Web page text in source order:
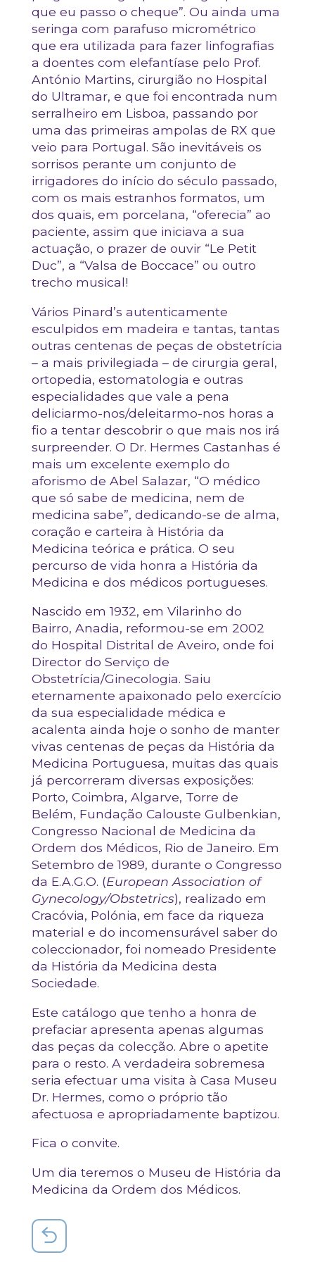
que eu passo o cheque”. Ou ainda uma
seringa com parafuso micrométrico
que era utilizada para fazer linfografias
a doentes com elefantíase pelo Prof.
António Martins, cirurgião no Hospital
do Ultramar, e que foi encontrada num
serralheiro em Lisboa, passando por
uma das primeiras ampolas de RX que
veio para Portugal. São inevitáveis os
sorrisos perante um conjunto de
irrigadores do início do século passado,
com os mais estranhos formatos, um
dos quais, em porcelana, “oferecia” ao
paciente, assim que iniciava a sua
actuação, o prazer de ouvir “Le Petit
Duc”, a “Valsa de Boccace” ou outro
trecho musical!
Vários Pinard’s autenticamente
esculpidos em madeira e tantas, tantas
outras centenas de peças de obstetrícia
– a mais privilegiada – de cirurgia geral,
ortopedia, estomatologia e outras
especialidades que vale a pena
deliciarmo-nos/deleitarmo-nos horas a
fio a tentar descobrir o que mais nos irá
surpreender. O Dr. Hermes Castanhas é
mais um excelente exemplo do
aforismo de Abel Salazar, “O médico
que só sabe de medicina, nem de
medicina sabe”, dedicando-se de alma,
coração e carteira à História da
Medicina teórica e prática. O seu
percurso de vida honra a História da
Medicina e dos médicos portugueses.
Nascido em 1932, em Vilarinho do
Bairro, Anadia, reformou-se em 2002
do Hospital Distrital de Aveiro, onde foi
Director do Serviço de
Obstetrícia/Ginecologia. Saiu
eternamente apaixonado pelo exercício
da sua especialidade médica e
acalenta ainda hoje o sonho de manter
vivas centenas de peças da História da
Medicina Portuguesa, muitas das quais
já percorreram diversas exposições:
Porto, Coimbra, Algarve, Torre de
Belém, Fundação Calouste Gulbenkian,
Congresso Nacional de Medicina da
Ordem dos Médicos, Rio de Janeiro. Em
Setembro de 1989, durante o Congresso
da E.A.G.O. (European Association of
Gynecology/Obstetrics), realizado em
Cracóvia, Polónia, em face da riqueza
material e do incomensurável saber do
coleccionador, foi nomeado Presidente
da História da Medicina desta
Sociedade.
Este catálogo que tenho a honra de
prefaciar apresenta apenas algumas
das peças da colecção. Abre o apetite
para o resto. A verdadeira sobremesa
seria efectuar uma visita à Casa Museu
Dr. Hermes, como o próprio tão
afectuosa e apropriadamente baptizou.
Fica o convite.
Um dia teremos o Museu de História da
Medicina da Ordem dos Médicos.